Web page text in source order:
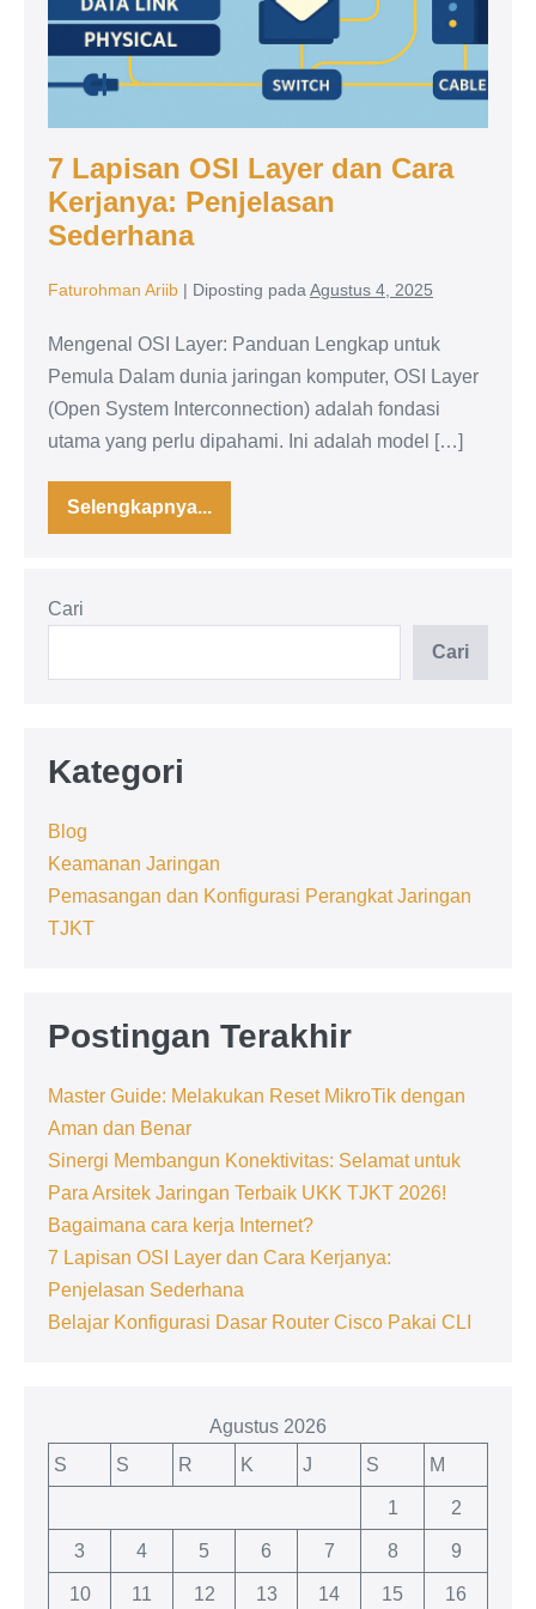
7 Lapisan OSI Layer dan Cara
Kerjanya: Penjelasan
Sederhana
Faturohman Ariib | Diposting pada Agustus 4, 2025
Mengenal OSI Layer: Panduan Lengkap untuk
Pemula Dalam dunia jaringan komputer, OSI Layer
(Open System Interconnection) adalah fondasi
utama yang perlu dipahami. Ini adalah model […]
Selengkapnya...
7
Lapisan
Kerjanya:
Cari
Cari
Kategori
Blog
Keamanan Jaringan
Pemasangan dan Konfigurasi Perangkat Jaringan
TJKT
Postingan Terakhir
Master Guide: Melakukan Reset MikroTik dengan
Aman dan Benar
Sinergi Membangun Konektivitas: Selamat untuk
Para Arsitek Jaringan Terbaik UKK TJKT 2026!
Bagaimana cara kerja Internet?
7 Lapisan OSI Layer dan Cara Kerjanya:
Penjelasan Sederhana
Belajar Konfigurasi Dasar Router Cisco Pakai CLI
Agustus 2026
S
S R K J S M
1 2
3 4 5 6 7 8 9
10 11 12 13 14 15 16